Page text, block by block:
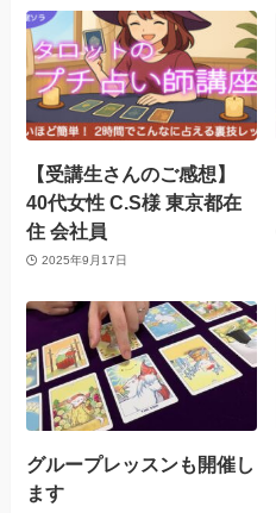
【受講生さんのご感想】
40代女性 C.S様 東京都在
住 会社員
2025年9月17日
グループレッスンも開催し
ます